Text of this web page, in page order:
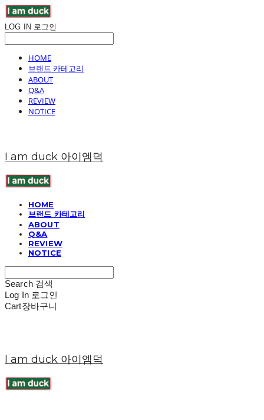
LOG IN 로그인
HOME
브랜드 카테고리
ABOUT
Q&A
REVIEW
NOTICE
I am duck 아이엠덕
HOME
브랜드 카테고리
ABOUT
Q&A
REVIEW
NOTICE
Search 검색
Log In 로그인
Cart장바구니
I am duck 아이엠덕